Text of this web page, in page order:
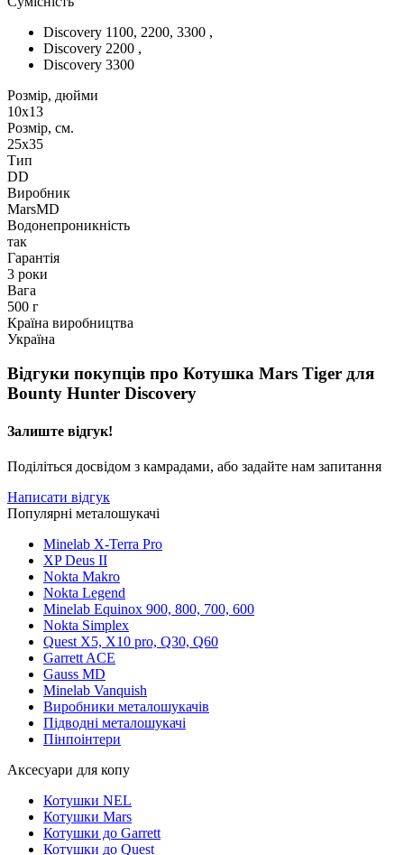
Discovery 1100, 2200, 3300 ,
Discovery 2200 ,
Discovery 3300
Розмір, дюйми
10x13
Розмір, см.
25x35
Тип
DD
Виробник
MarsMD
Водонепроникність
так
Гарантія
3 роки
Вага
500 г
Країна виробництва
Україна
Відгуки покупців про Котушка Mars Tiger для
Bounty Hunter Discovery
Залиште відгук!
Поділіться досвідом з камрадами, або задайте нам запитання
Написати відгук
Популярні металошукачі
Minelab X-Terra Pro
XP Deus II
Nokta Makro
Nokta Legend
Minelab Equinox 900, 800, 700, 600
Nokta Simplex
Quest X5, X10 pro, Q30, Q60
Garrett ACE
Gauss MD
Minelab Vanquish
Виробники металошукачів
Підводні металошукачі
Пінпоінтери
Аксесуари для копу
Котушки NEL
Котушки Mars
Котушки до Garrett
Котушки до Quest